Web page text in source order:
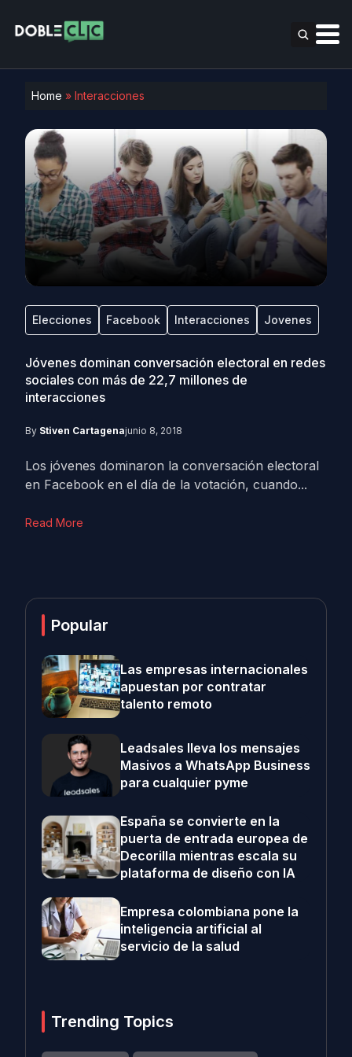
Home » Interacciones
Elecciones Facebook Interacciones Jovenes
Jóvenes dominan conversación electoral en redes
sociales con más de 22,7 millones de
interacciones
By Stiven Cartagenajunio 8, 2018
Los jóvenes dominaron la conversación electoral
en Facebook en el día de la votación, cuando...
Read More
Popular
Las empresas internacionales
apuestan por contratar
talento remoto
Leadsales lleva los mensajes
Masivos a WhatsApp Business
para cualquier pyme
España se convierte en la
puerta de entrada europea de
Decorilla mientras escala su
plataforma de diseño con IA
Empresa colombiana pone la
inteligencia artificial al
servicio de la salud
Trending Topics